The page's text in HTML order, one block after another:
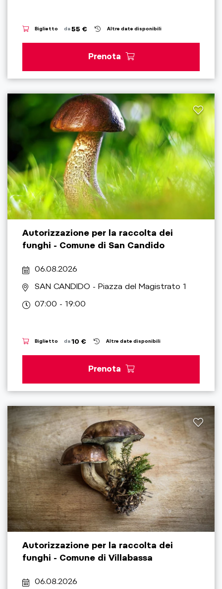
Biglietto da55 € Altre date disponibili
Prenota
Autorizzazione per la raccolta dei
funghi - Comune di San Candido
06.08.2026
SAN CANDIDO - Piazza del Magistrato 1
07:00 - 19:00
Biglietto da10 € Altre date disponibili
Prenota
Autorizzazione per la raccolta dei
funghi - Comune di Villabassa
06.08.2026